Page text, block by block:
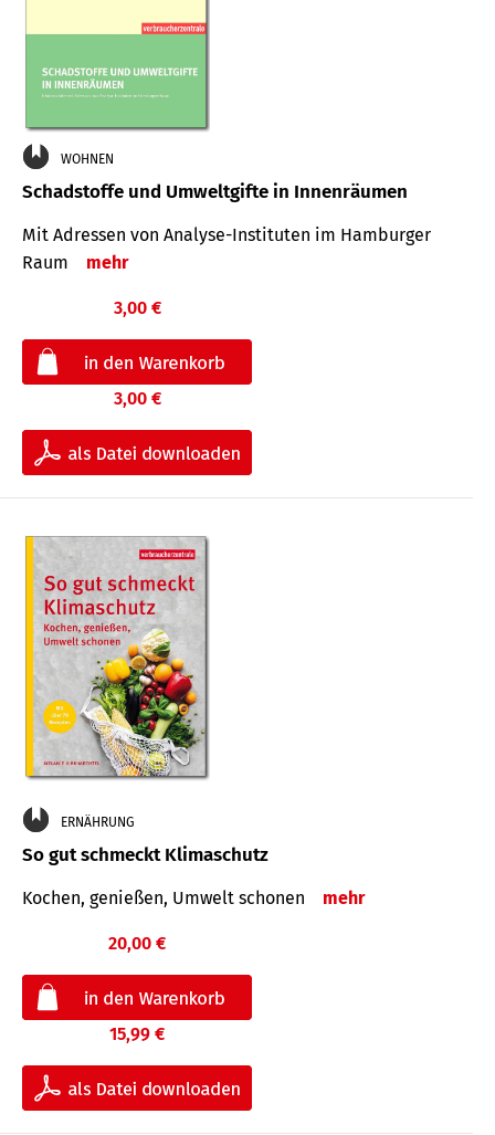
WOHNEN
Schadstoffe und Umweltgifte in Innenräumen
Mit Adressen von Analyse-Insti­tuten im Hamburger
Raum
mehr
3,00 €
3,00 €
ERNÄHRUNG
So gut schmeckt Klimaschutz
Kochen, genießen, Umwelt schonen mehr
20,00 €
15,99 €